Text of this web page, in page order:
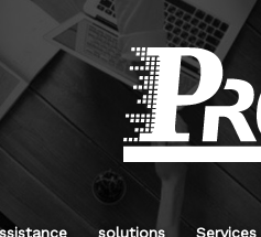
solutions Services